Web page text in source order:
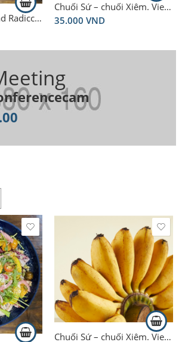
SNAS 7. Squash and Radicchio Bowl
Chuối Sứ – chuối Xiêm. Vietnamese Banana 1kg
35.000 VND
Chuối Sứ – chuối Xiêm. Vietnamese Banana 1kg